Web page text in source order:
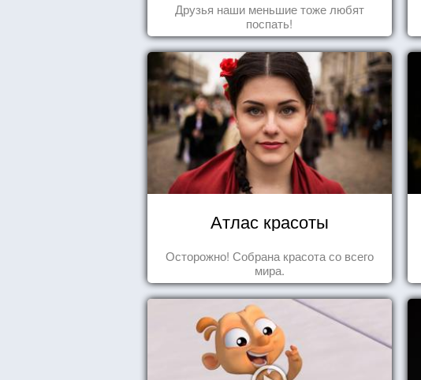
Друзья наши меньшие тоже любят
поспать!
Атлас красоты
Осторожно! Собрана красота со всего
мира.